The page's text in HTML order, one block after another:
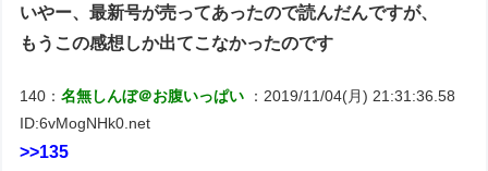
いやー、最新号が売ってあったので読んだんですが、
もうこの感想しか出てこなかったのです
140：名無しんぼ＠お腹いっぱい
：2019/11/04(月) 21:31:36.58
ID:6vMogNHk0.net
>>135